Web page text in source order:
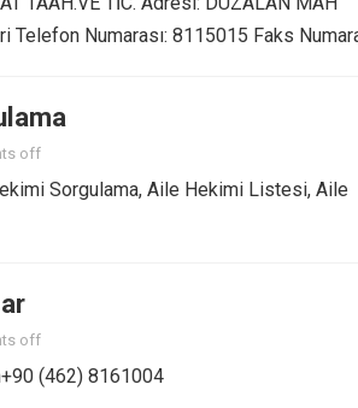
Numarası: 8115015 Faks
off
Sorgulama, Aile Hekimi Listesi, Aile
off
(462) 8161004